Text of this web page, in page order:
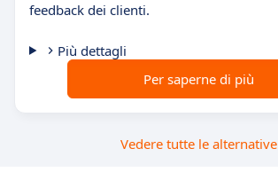
feedback dei clienti.
Più dettagli
Per saperne di più
Vedere tutte le alternative